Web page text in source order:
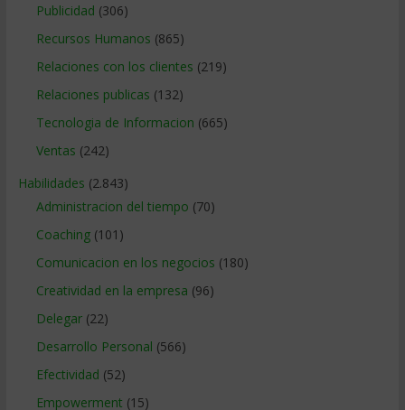
Publicidad (306)
Recursos Humanos (865)
Relaciones con los clientes (219)
Relaciones publicas (132)
Tecnologia de Informacion (665)
Ventas (242)
Habilidades (2.843)
Administracion del tiempo (70)
Coaching(101)
Comunicacion en los negocios (180)
Creatividad en la empresa (96)
Delegar(22)
Desarrollo Personal (566)
Efectividad (52)
Empowerment (15)